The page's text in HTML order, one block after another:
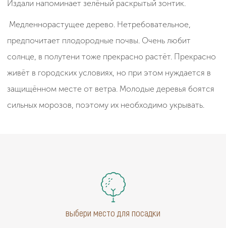
Издали напоминает зелёный раскрытый зонтик.
Медленнорастущее дерево. Нетребовательное,
предпочитает плодородные почвы. Очень любит
солнце, в полутени тоже прекрасно растёт. Прекрасно
живёт в городских условиях, но при этом нуждается в
защищённом месте от ветра. Молодые деревья боятся
сильных морозов, поэтому их необходимо укрывать.
выбери место для посадки